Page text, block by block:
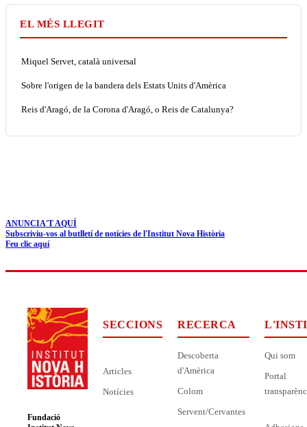
EL MÉS LLEGIT
Miquel Servet, català universal
Sobre l'origen de la bandera dels Estats Units d'Amèrica
Reis d'Aragó, de la Corona d'Aragó, o Reis de Catalunya?
ANUNCIA'T AQUÍ
Subscriviu-vos al butlletí de notícies de l'Institut Nova Història
Feu clic aquí
Fundació
SECCIONS
Articles
Notícies
RECERCA
Descoberta
d'Amèrica
Colom
Servent/Cervantes
Qui som
Portal